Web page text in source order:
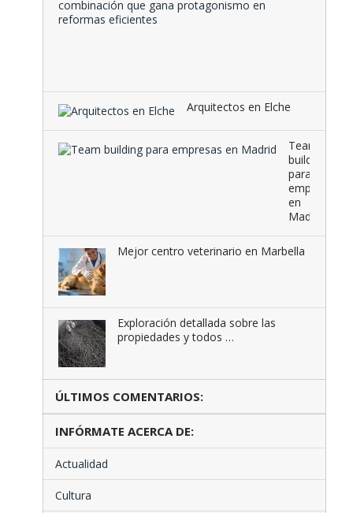
Arquitectos en Elche
Team
building
para
empresas
en
Madrid
Mejor centro veterinario en Marbella
Exploración detallada sobre las
propiedades y todos …
ÚLTIMOS COMENTARIOS:
INFÓRMATE ACERCA DE:
Actualidad
Cultura